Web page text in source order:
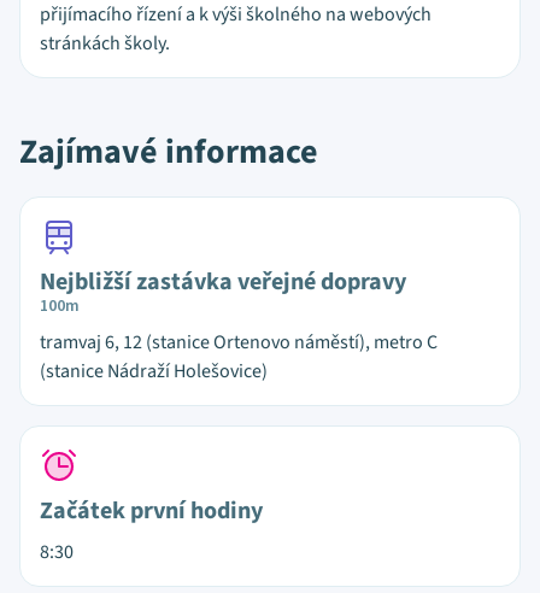
přijímacího řízení a k výši školného na webových
stránkách školy.
Zajímavé informace
Nejbližší zastávka veřejné dopravy
100m
tramvaj 6, 12 (stanice Ortenovo náměstí), metro C
(stanice Nádraží Holešovice)
Začátek první hodiny
8:30